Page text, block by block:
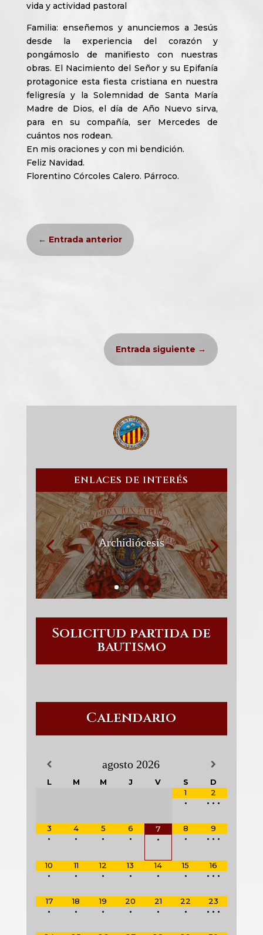
vida y actividad pastoral
Familia: enseñemos y anunciemos a Jesús
desde la experiencia del corazón y
pongámoslo de manifiesto con nuestras
obras. El Nacimiento del Señor y su Epifanía
protagonice esta fiesta cristiana en nuestra
feligresía y la Solemnidad de Santa María
Madre de Dios, el día de Año Nuevo sirva,
para en su compañía, ser Mercedes de
cuántos nos rodean.
En mis oraciones y con mi bendición.
Feliz Navidad.
Florentino Córcoles Calero. Párroco.
← Entrada anterior
Entrada siguiente →
ENLACES DE INTERÉS
Archidiócesis
Solicitud partida de
bautismo
Calendario
agosto 2026
L M M J V S
D
1
•
2
• • •
3
•
4
•
5
•
6
•
7
•
8
•
9
• • •
10
•
11
•
12
•
13
•
14
•
15
•
16
• • •
17
•
18
•
19
•
20
•
21
•
22
•
23
• • •